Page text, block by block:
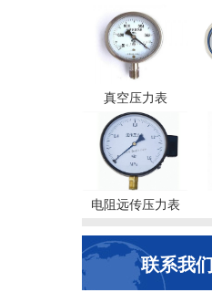
真空压力表
电阻远传压力表
联系我们